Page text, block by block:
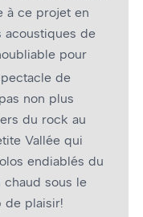
à ce projet en
acoustiques de
pour
de
non plus
du rock au
Vallée qui
endiablés du
chaud sous le
de plaisir!